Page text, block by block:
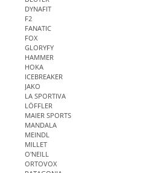
DYNAFIT
F2
FANATIC
FOX
GLORYFY
HAMMER
HOKA
ICEBREAKER
JAKO
LA SPORTIVA
LÖFFLER
MAIER SPORTS
MANDALA
MEINDL
MILLET
O'NEILL
ORTOVOX